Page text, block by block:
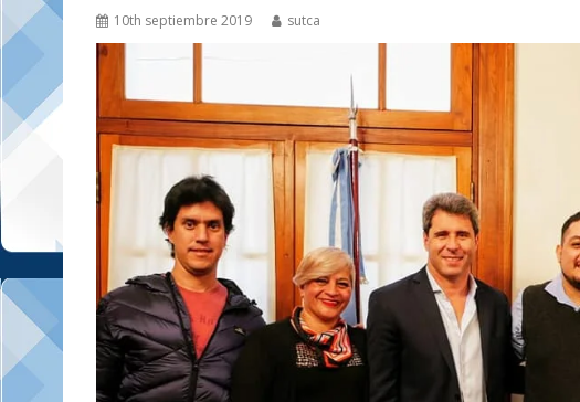
10th septiembre 2019 sutca